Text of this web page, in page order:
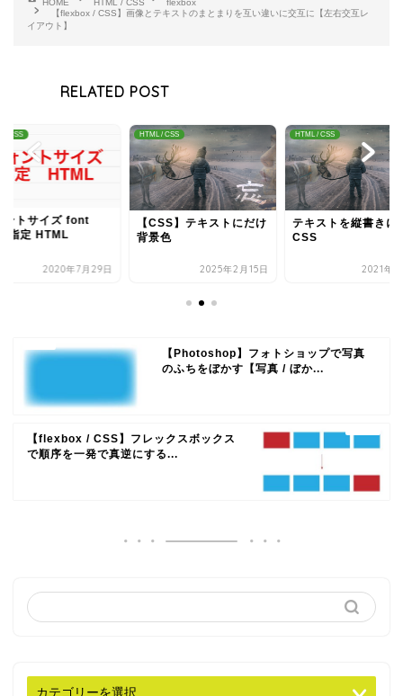
HOME HTML / CSS
flexbox
【flexbox / CSS】画像とテキストのまとまりを互い違いに交互に【左右交互レ
イアウト】
RELATED POST
/ CSS
ントサイズ font
指定 HTML
2020年7月29日
HTML / CSS
【CSS】テキストにだけ
背景色
2025年2月15日
HTML / CSS
テキストを縦書きに
CSS
2021年8
【Photoshop】フォトショップで写真
のふちをぼかす【写真 / ぼか...
【flexbox / CSS】フレックスボックス
で順序を一発で真逆にする...